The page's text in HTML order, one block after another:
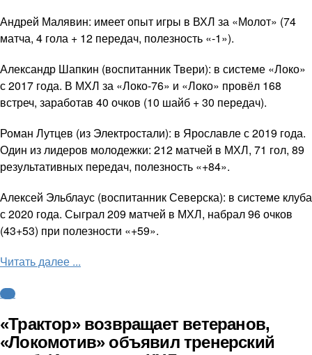
Андрей Малявин: имеет опыт игры в ВХЛ за «Молот» (74
матча, 4 гола + 12 передач, полезность «-1»).
Александр Шапкин (воспитанник Твери): в системе «Локо»
с 2017 года. В МХЛ за «Локо-76» и «Локо» провёл 168
встреч, заработав 40 очков (10 шайб + 30 передач).
Роман Лутцев (из Электростали): в Ярославле с 2019 года.
Один из лидеров молодежки: 212 матчей в МХЛ, 71 гол, 89
результативных передач, полезность «+84».
Алексей Эльблаус (воспитанник Северска): в системе клуба
с 2020 года. Сыграл 209 матчей в МХЛ, набрал 96 очков
(43+53) при полезности «+59».
Читать далее ...
КХЛ
«Трактор» возвращает ветеранов,
«Локомотив» объявил тренерский